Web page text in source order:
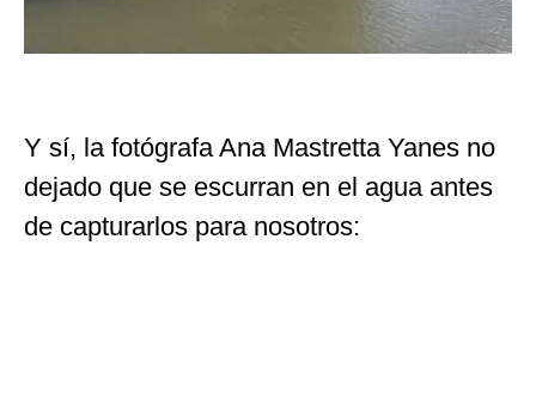
Y sí, la fotógrafa Ana Mastretta Yanes no
dejado que se escurran en el agua antes
de capturarlos para nosotros: